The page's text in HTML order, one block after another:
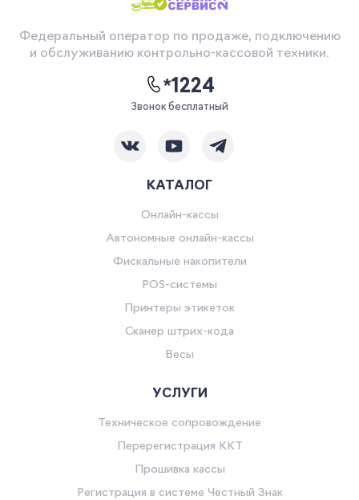
Федеральный оператор по продаже, подключению
и обслуживанию контрольно-кассовой техники.
*1224
Звонок бесплатный
КАТАЛОГ
Онлайн-кассы
Автономные онлайн-кассы
Фискальные накопители
POS-системы
Принтеры этикеток
Сканер штрих-кода
Весы
УСЛУГИ
Техническое сопровождение
Перерегистрация ККТ
Прошивка кассы
Регистрация в системе Честный Знак